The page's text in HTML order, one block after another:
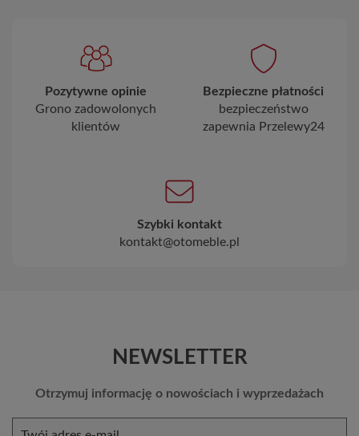
Pozytywne opinie
Grono zadowolonych
klientów
Bezpieczne płatności
bezpieczeństwo
zapewnia Przelewy24
Szybki kontakt
kontakt@otomeble.pl
NEWSLETTER
Otrzymuj informację o nowościach i wyprzedażach